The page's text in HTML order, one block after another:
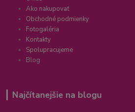
Ako nakupovať
Obchodné podmienky
Fotogaléria
Kontakty
Spolupracujeme
Blog
Najčítanejšie na blogu